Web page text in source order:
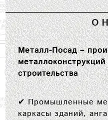
О
Металл-Посад –
строительства
✔Промышленные
каркасы зданий,